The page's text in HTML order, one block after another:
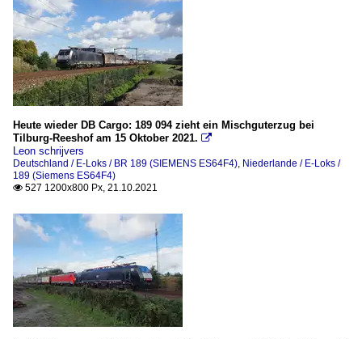
Heute wieder DB Cargo: 189 094 zieht ein Mischguterzug bei
Tilburg-Reeshof am 15 Oktober 2021. 
Leon schrijvers
Deutschland / E-Loks / BR 189 (SIEMENS ES64F4), Niederlande / E-Loks /
189 (Siemens ES64F4)
 527 1200x800 Px, 21.10.2021